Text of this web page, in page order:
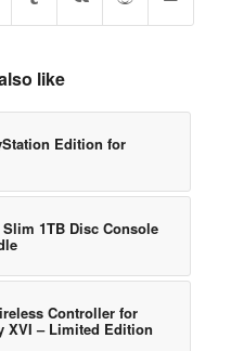
like
Edition for
1TB Disc Console
Controller for
XVI – Limited Edition